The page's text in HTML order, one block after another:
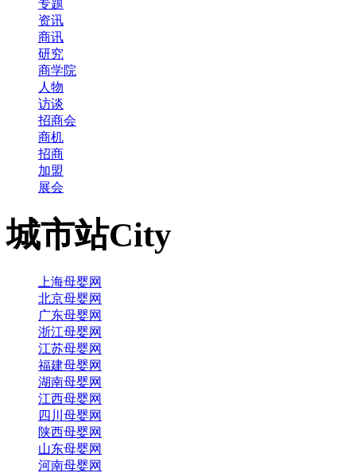
专题
资讯
商讯
研究
商学院
人物
访谈
招商会
商机
招商
加盟
展会
城市站City
上海母婴网
北京母婴网
广东母婴网
浙江母婴网
江苏母婴网
福建母婴网
湖南母婴网
江西母婴网
四川母婴网
陕西母婴网
山东母婴网
河南母婴网